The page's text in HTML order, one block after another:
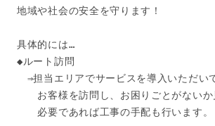
地域や社会の安全を守ります！
具体的には…
◆ルート訪問
⇒担当エリアでサービスを導入いただい
お客様を訪問し、お困りごとがないか
必要であれば工事の手配も行います。